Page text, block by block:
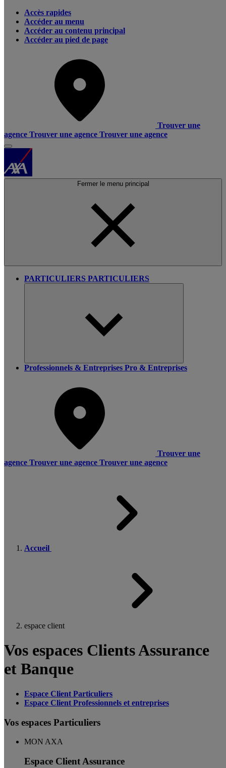
Accès rapides
Accéder au menu
Accéder au contenu principal
Accéder au pied de page
Trouver une
agence Trouver une agence Trouver une agence
Fermer le menu principal
PARTICULIERS PARTICULIERS
Professionnels & Entreprises Pro & Entreprises
Trouver une
agence Trouver une agence Trouver une agence
Accueil
espace client
Vos espaces Clients Assurance
et Banque
Espace Client Particuliers
Espace Client Professionnels et entreprises
Vos espaces Particuliers
MON AXA
Espace Client Assurance